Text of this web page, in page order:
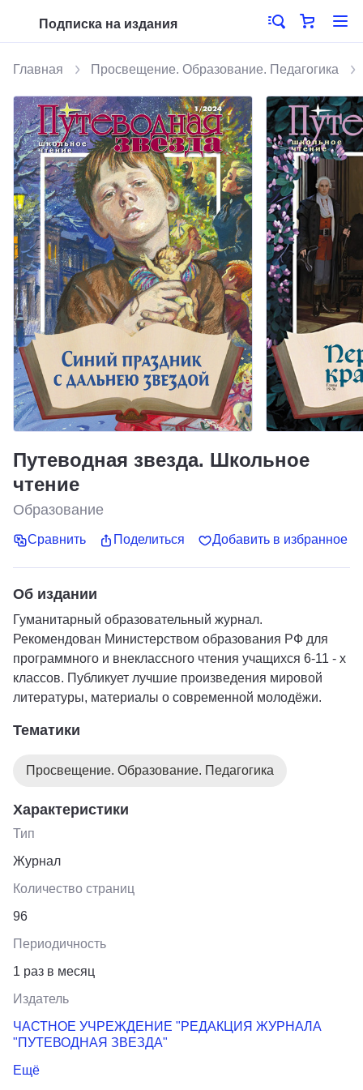
Подписка на издания
Главная Просвещение. Образование. Педагогика
Путеводная звезда. Школьное
чтение
Образование
Сравнить Поделиться Добавить в избранное
Об издании
Гуманитарный образовательный журнал.
Рекомендован Министерством образования РФ для
программного и внеклассного чтения учащихся 6-11 - х
классов. Публикует лучшие произведения мировой
литературы, материалы о современной молодёжи.
Тематики
Просвещение. Образование. Педагогика
Характеристики
Тип
Журнал
Количество страниц
96
Периодичность
1 раз в месяц
Издатель
ЧАСТНОЕ УЧРЕЖДЕНИЕ "РЕДАКЦИЯ ЖУРНАЛА
"ПУТЕВОДНАЯ ЗВЕЗДА"
Ещё